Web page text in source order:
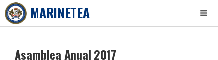
content
MARINETEA
Asamblea Anual 2017